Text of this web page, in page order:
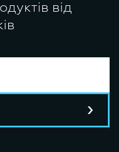
від